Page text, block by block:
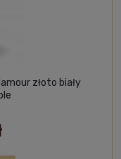
złoto biały